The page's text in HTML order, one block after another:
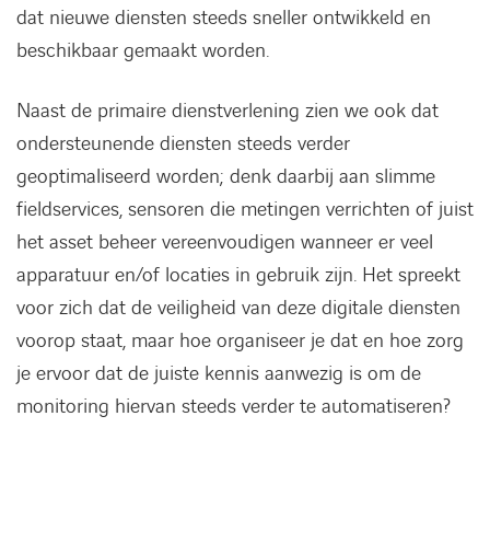
dat nieuwe diensten steeds sneller ontwikkeld en
beschikbaar gemaakt worden.
Naast de primaire dienstverlening zien we ook dat
ondersteunende diensten steeds verder
geoptimaliseerd worden; denk daarbij aan slimme
fieldservices, sensoren die metingen verrichten of juist
het asset beheer vereenvoudigen wanneer er veel
apparatuur en/of locaties in gebruik zijn. Het spreekt
voor zich dat de veiligheid van deze digitale diensten
voorop staat, maar hoe organiseer je dat en hoe zorg
je ervoor dat de juiste kennis aanwezig is om de
monitoring hiervan steeds verder te automatiseren?